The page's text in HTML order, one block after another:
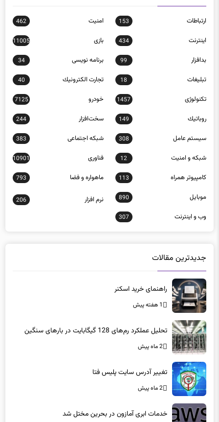
ارتباطات 153 امنيت 462
اينترنت 434 بازی 11005
بدافزار 99 برنامه نويسی 34
تبلیغات 18 تجارت الكترونيك 40
تکنولوژی 1457 خودرو 7125
روباتيك 149 سخت‌افزار 244
سيستم عامل 308 شبكه اجتماعی 383
شبكه و امنيت 12 فناوری 10901
كامپيوتر همراه 113 ماهواره و فضا 793
موبايل 890 نرم افزار 206
وب و اينترنت 307
جدیدترین مقالات
راهنمای خرید اسکنر
1 هفته پیش
تحلیل عملکرد رم‌های 128 گیگابایت در بارهای سنگین
2 ماه پیش
تغییر آدرس سایت پلیس فتا
2 ماه پیش
خدمات ابری آمازون در بحرین مختل شد